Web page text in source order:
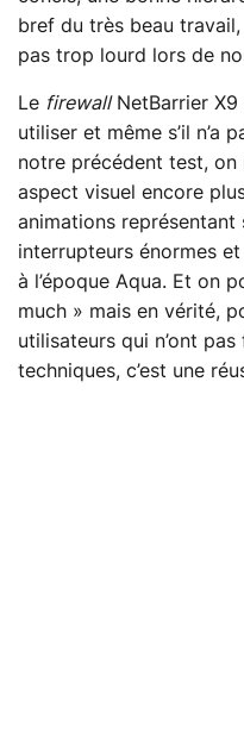
bref du très beau
pas trop lourd lors de
Le firewallNetBarrier X9
utiliser et même s’il n’a
notre précédent test, on
aspect visuel encore
animations
interrupteurs énormes
à l’époque Aqua. Et on
much » mais en vérité,
utilisateurs qui n’ont
techniques, c’est une